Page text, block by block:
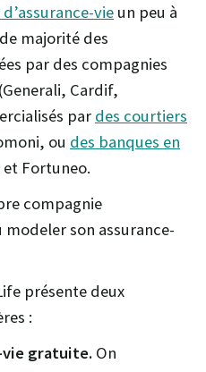
vie un peu à
majorité des
par des compagnies
Cardif,
par des courtiers
ou des banques en
Fortuneo.
compagnie
modeler son assurance-
présente deux
:
vie gratuite. On